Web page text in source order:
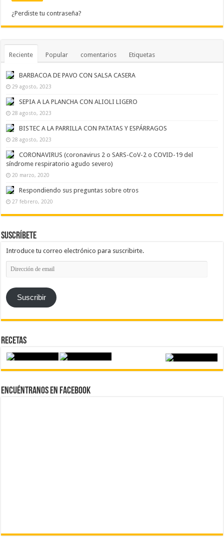
¿Perdiste tu contraseña?
Reciente Popular comentarios Etiquetas
BARBACOA DE PAVO CON SALSA CASERA
29 agosto, 2023
SEPIA A LA PLANCHA CON ALIOLI LIGERO
28 agosto, 2023
BISTEC A LA PARRILLA CON PATATAS Y ESPÁRRAGOS
28 agosto, 2023
CORONAVIRUS (coronavirus 2 o SARS-CoV-2 o COVID-19 del
síndrome respiratorio agudo severo)
20 marzo, 2020
Respondiendo sus preguntas sobre otros
27 febrero, 2020
Suscríbete
Introduce tu correo electrónico para suscribirte.
Dirección
de
Suscribir
Recetas
Encuéntranos en Facebook